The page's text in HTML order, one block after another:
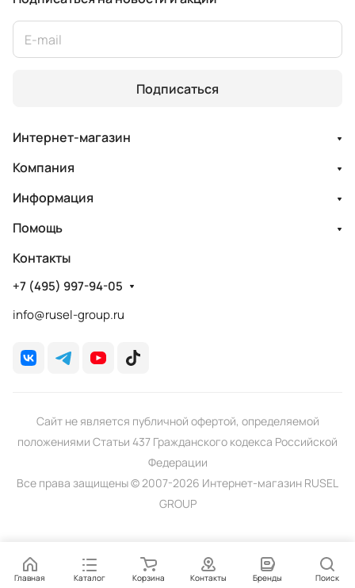
Подписаться
Интернет-магазин
Компания
Информация
Помощь
Контакты
+7 (495) 997-94-05
info@rusel-group.ru
Сайт не является публичной офертой, определяемой
положениями Статьи 437 Гражданского кодекса Российской
Федерации
Все права защищены © 2007-2026 Интернет-магазин RUSEL
GROUP
Главная Каталог Корзина Контакты Бренды Поиск